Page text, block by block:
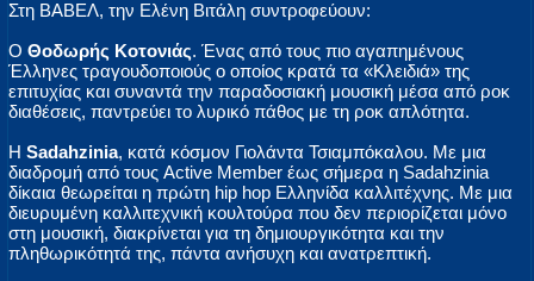
Στη ΒΑΒΕΛ, την Ελένη Βιτάλη συντροφεύουν:
Ο Θοδωρής Κοτονιάς. Ένας από τους πιο αγαπημένους
Έλληνες τραγουδοποιούς ο οποίος κρατά τα «Κλειδιά» της
επιτυχίας και συναντά την παραδοσιακή μουσική μέσα από ροκ
διαθέσεις, παντρεύει το λυρικό πάθος με τη ροκ απλότητα.
Η Sadahzinia, κατά κόσμον Γιολάντα Τσιαμπόκαλου. Με μια
διαδρομή από τους Active Member έως σήμερα η Sadahzinia
δίκαια θεωρείται η πρώτη hip hop Ελληνίδα καλλιτέχνης. Με μια
διευρυμένη καλλιτεχνική κουλτούρα που δεν περιορίζεται μόνο
στη μουσική, διακρίνεται για τη δημιουργικότητα και την
πληθωρικότητά της, πάντα ανήσυχη και ανατρεπτική.